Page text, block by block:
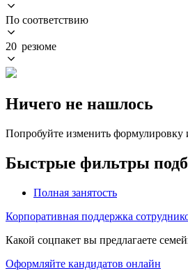
По соответствию
20 резюме
Ничего не нашлось
Попробуйте изменить формулировку
Быстрые фильтры
Полная занятость
Корпоративная поддержка
Какой соцпакет вы предлагаете
Оформляйте кандидатов онлайн